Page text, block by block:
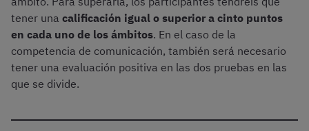
tener una calificación igual o superior a cinto puntos
en cada uno de los ámbitos. En el caso de la
competencia de comunicación, también será necesario
tener una evaluación positiva en las dos pruebas en las
que se divide.